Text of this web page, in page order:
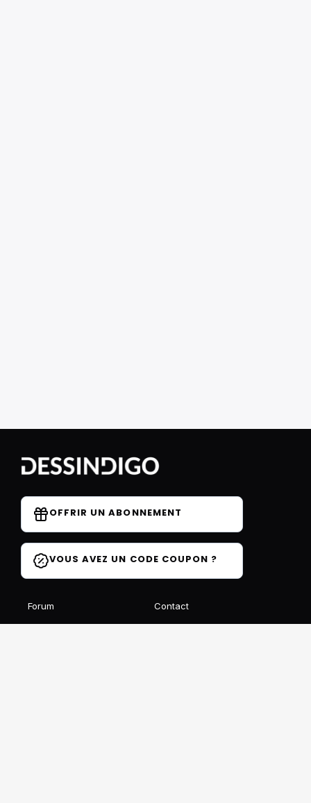
OFFRIR UN ABONNEMENT
VOUS AVEZ UN CODE COUPON ?
Forum Contact